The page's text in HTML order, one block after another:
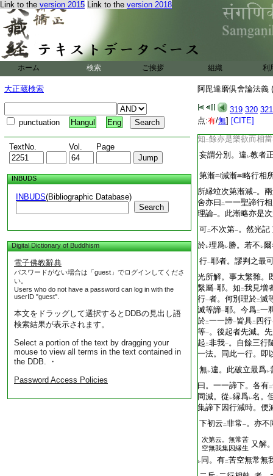
Link to the version 2015 Link to the version 2018
ホーム 検索 ご挨拶 組織 利
大正蔵検索
punctuation Hangul Eng
TextNo. Vol. Page
INBUDS
INBUDS(Bibliographic Database)
Search
Digital Dictionary of Buddhism
電子佛教辭典
パスワードがない場合は「guest」でログインしてくださ
い。
Users who do not have a password can log in with the
userID "guest".
本文をドラッグして選択するとDDBの見出し語
検索結果が表示されます。
Select a portion of the text by dragging your
mouse to view all terms in the text contained in
the DDB. ・
Password Access Policies
阿毘達磨倶舍論法義
319 320 321
点:有/無] [CITE]
。言下此善根起
念是相續
一 。後評
古
一。二斥二二行
初解就
一二三四之次位。
減 之。後解約 見行
擬當減レ之。具如二光
理教 。違レ理者。彼
レ不レ亂二初觀苦位次
留。餘亦豈留。若言
知 二餘亦是樂欲而相當
妄謂分別。違 レ教者
第漸 減漸
略行相
所縁竝次第漸減一。
舍亦曰 二一一聖諦行
理論一。此漸略亦是
可二不次第一。然光記
於レ理爲レ勝。若不 レ
行一耶者。謬判之最
光所解。事太繁雜。
繋屬一耶。如 二我見増
行一者。何別理於二滅
滅等諦一耶。今爲二一
於二一一諦一皆具二 四行
等一。後起者先減。
起 二非我一。自餘三行
一法。同此一行。即
無レ違。此破立最爲レ
曰。一一諦下。各有二
同減。從 レ縁爲レ名。
集諦下因行減時。便
下初云 二非常一。亦不
次第云。無常苦
空無我集因縁生 又解
レ 同。有二苦空無常無